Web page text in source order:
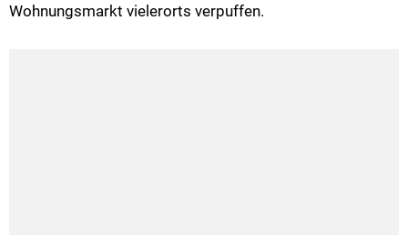
Wohnungsmarkt vielerorts verpuffen.